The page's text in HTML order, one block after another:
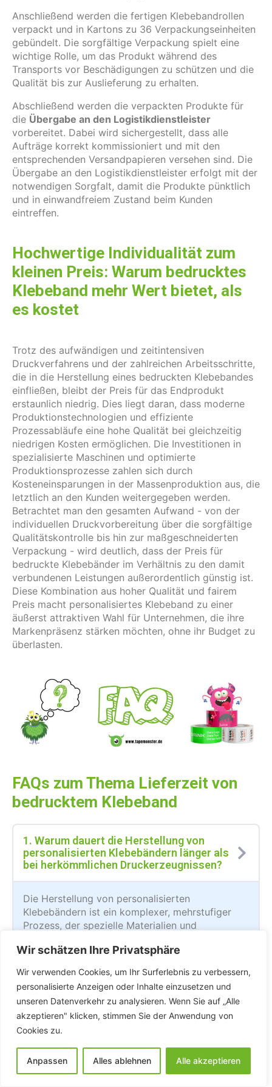
Wir schätzen Ihre Privatsphäre
Wir verwenden Cookies, um Ihr Surferlebnis zu verbessern,
personalisierte Anzeigen oder Inhalte einzusetzen und
unseren Datenverkehr zu analysieren. Wenn Sie auf „Alle
akzeptieren" klicken, stimmen Sie der Anwendung von
Cookies zu.
Anpassen Alles ablehnen Alle akzeptieren
Anschließend werden die fertigen Klebebandrollen
verpackt und in Kartons zu 36 Verpackungseinheiten
gebündelt. Die sorgfältige Verpackung spielt eine
wichtige Rolle, um das Produkt während des
Transports vor Beschädigungen zu schützen und die
Qualität bis zur Auslieferung zu erhalten.
Abschließend werden die verpackten Produkte für
die Übergabe an den Logistikdienstleister
vorbereitet. Dabei wird sichergestellt, dass alle
Aufträge korrekt kommissioniert und mit den
entsprechenden Versandpapieren versehen sind. Die
Übergabe an den Logistikdienstleister erfolgt mit der
notwendigen Sorgfalt, damit die Produkte pünktlich
und in einwandfreiem Zustand beim Kunden
eintreffen.
Hochwertige Individualität zum
kleinen Preis: Warum bedrucktes
Klebeband mehr Wert bietet, als
es kostet
Trotz des aufwändigen und zeitintensiven
Druckverfahrens und der zahlreichen Arbeitsschritte,
die in die Herstellung eines bedruckten Klebebandes
einfließen, bleibt der Preis für das Endprodukt
erstaunlich niedrig. Dies liegt daran, dass moderne
Produktionstechnologien und effiziente
Prozessabläufe eine hohe Qualität bei gleichzeitig
niedrigen Kosten ermöglichen. Die Investitionen in
spezialisierte Maschinen und optimierte
Produktionsprozesse zahlen sich durch
Kosteneinsparungen in der Massenproduktion aus, die
letztlich an den Kunden weitergegeben werden.
Betrachtet man den gesamten Aufwand - von der
individuellen Druckvorbereitung über die sorgfältige
Qualitätskontrolle bis hin zur maßgeschneiderten
Verpackung - wird deutlich, dass der Preis für
bedruckte Klebebänder im Verhältnis zu den damit
verbundenen Leistungen außerordentlich günstig ist.
Diese Kombination aus hoher Qualität und fairem
Preis macht personalisiertes Klebeband zu einer
äußerst attraktiven Wahl für Unternehmen, die ihre
Markenpräsenz stärken möchten, ohne ihr Budget zu
überlasten.
FAQs zum Thema Lieferzeit von
bedrucktem Klebeband
1. Warum dauert die Herstellung von
personalisierten Klebebändern länger als
bei herkömmlichen Druckerzeugnissen?
Die Herstellung von personalisierten
Klebebändern ist ein komplexer, mehrstufiger
Prozess, der spezielle Materialien und
Trägermaterials über die Druckvorbereitung bis
hin zum Proof wird jeder Auftrag individuell
gefertigt, was mehr Zeit in Anspruch nimmt als
bei standardisierten Druckprodukten wie
Visitenkarten oder Flyern.
Klebeband vorgezogen werden?